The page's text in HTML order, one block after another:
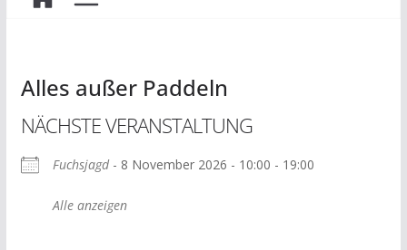
Alles außer Paddeln
NÄCHSTE VERANSTALTUNG
Fuchsjagd- 8 November 2026 - 10:00 - 19:00
Alle anzeigen